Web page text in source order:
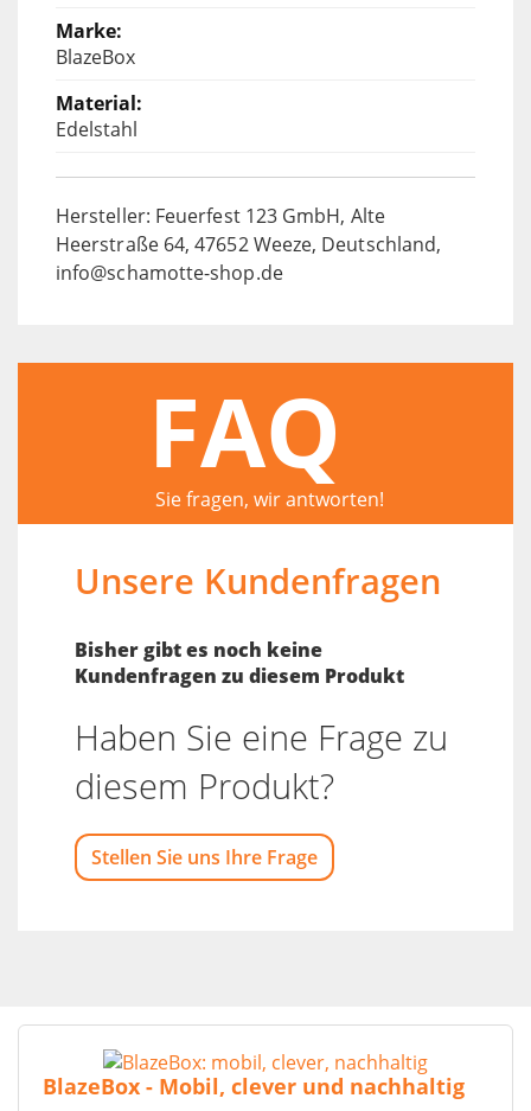
BlazeBox - Mobil, clever und nachhaltig
BlazeBox
Edelstahl
Hersteller: Feuerfest 123 GmbH, Alte
Heerstraße 64, 47652 Weeze, Deutschland,
info@schamotte-shop.de
FAQ
Sie fragen, wir antworten!
Unsere Kundenfragen
Bisher gibt es noch keine
Kundenfragen zu diesem Produkt
Haben Sie eine Frage zu
diesem Produkt?
Stellen Sie uns Ihre Frage